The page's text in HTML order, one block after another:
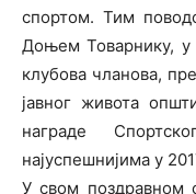
спортом. Тим
Доњем Товарнику, у
клубова чланова,
јавног живота
награде
најуспешнијима у
У свом поздравном